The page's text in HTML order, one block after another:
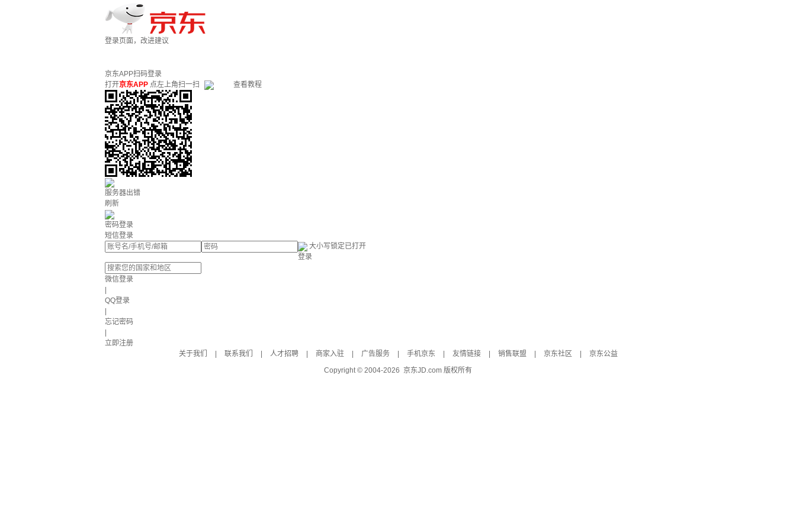
登录页面，改进建议
京东APP扫码登录
打开京东APP 点左上角扫一扫 查看教程
服务器出错
刷新
密码登录
短信登录
大小写锁定已打开
登录
微信登录
QQ登录
忘记密码
立即注册
关于我们
联系我们 人才招聘 商家入驻 广告服务 手机京东 友情链接 销售联盟 京东社区
京东公益
Copyright © 2004-2026 京东JD.com 版权所有